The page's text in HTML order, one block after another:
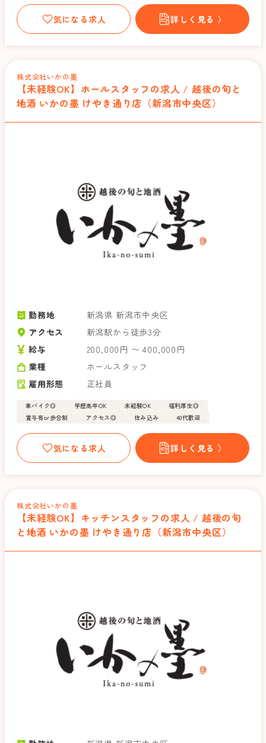
気になる求人 詳しく見る 〉
株式会社いかの墨
【未経験OK】ホールスタッフの求人 / 越後の旬と
地酒 いかの墨 けやき通り店（新潟市中央区）
勤務地
新潟県 新潟市中央区
アクセス
新潟駅から徒歩3分
給与
200,000円 〜 400,000円
業種
ホールスタッフ
雇用形態
正社員
車バイク◎ 学歴高卒OK 未経験OK
福利厚生◎
賞与有or歩合制
アクセス◎ 住み込み 40代歓迎
気になる求人 詳しく見る 〉
株式会社いかの墨
【未経験OK】キッチンスタッフの求人 / 越後の旬
と地酒 いかの墨 けやき通り店（新潟市中央区）